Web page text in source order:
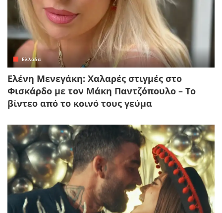
Ελλάδα
Ελένη Μενεγάκη: Χαλαρές στιγμές στο
Φισκάρδο με τον Μάκη Παντζόπουλο – Το
βίντεο από το κοινό τους γεύμα